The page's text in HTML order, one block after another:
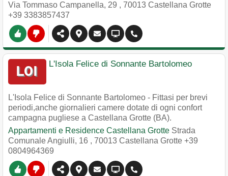
Via Tommaso Campanella, 29 , 70013 Castellana Grotte
+39 3383857437
L'Isola Felice di Sonnante Bartolomeo
L'Isola Felice di Sonnante Bartolomeo - Fittasi per brevi
periodi,anche giornalieri camere dotate di ogni confort
campagna pugliese a Castellana Grotte (BA).
Appartamenti e Residence Castellana Grotte Strada
Comunale Angiulli, 16 , 70013 Castellana Grotte +39
0804964369